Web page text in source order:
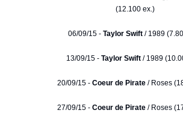
(12.100 ex.)
06/09/15 - Taylor Swift / 1989
13/09/15 - Taylor Swift / 1989
20/09/15 - Coeur de Pirate/ Roses
27/09/15 - Coeur de Pirate/ Roses